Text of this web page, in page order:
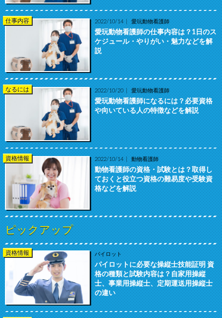
仕事内容 2022/10/14 愛玩動物看護師
愛玩動物看護師の仕事内容は？1日のス
ケジュール・やりがい・魅力などを解
説
なるには 2022/10/20 愛玩動物看護師
愛玩動物看護師になるには？必要資格
や向いている人の特徴などを解説
資格情報 2022/10/14 動物看護師
動物看護師の資格・試験とは？取得し
ておくと役立つ資格の難易度や受験資
格などを解説
ピックアップ
資格情報 パイロット
パイロットに必要な操縦士技能証明 資
格の種類と試験内容は？自家用操縦
士、事業用操縦士、定期運送用操縦士
の違い